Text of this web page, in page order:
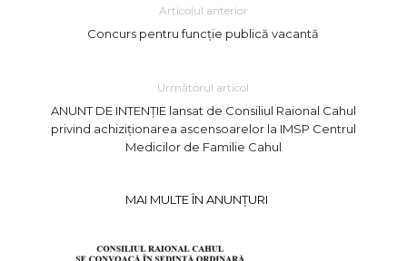
Articolul anterior
Concurs pentru funcție publică vacantă
Următorul articol
ANUNT DE INTENȚIE lansat de Consiliul Raional Cahul
privind achiziționarea ascensoarelor la IMSP Centrul
Medicilor de Familie Cahul
MAI MULTE ÎN ANUNȚURI